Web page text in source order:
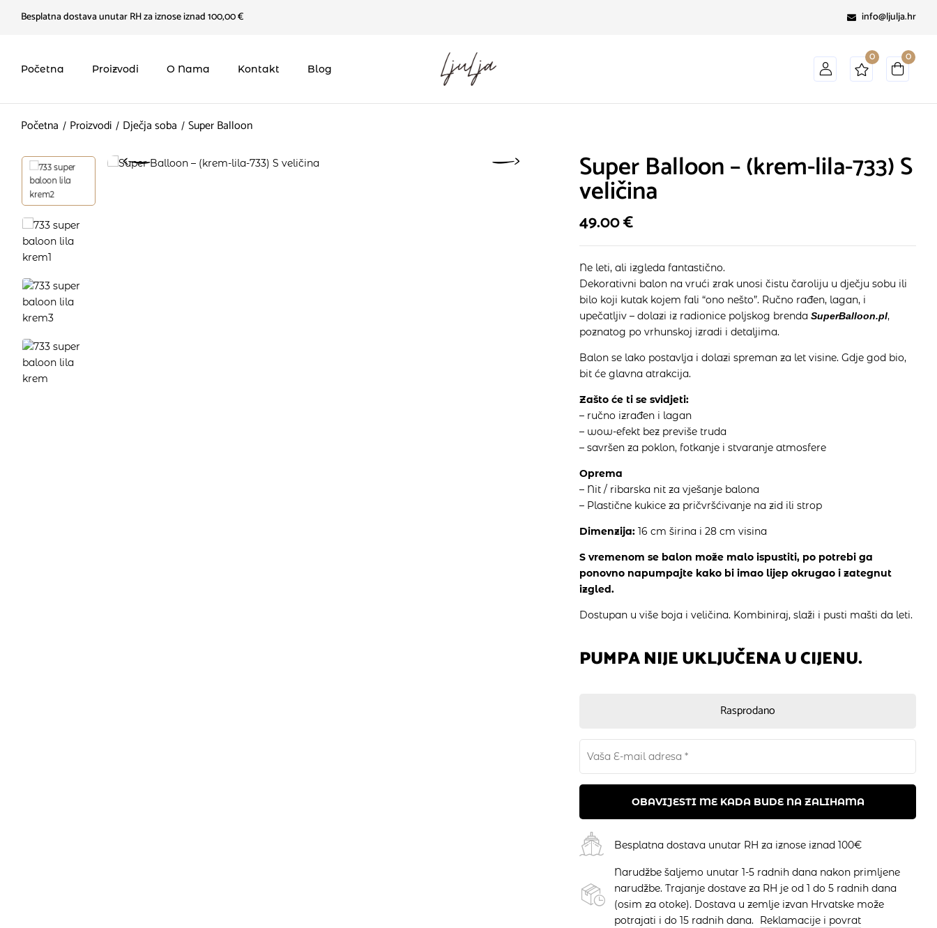
Besplatna dostava unutar RH za iznose iznad 100,00 € info@ljulja.hr
Početna Proizvodi O Nama Kontakt Blog
0 0
Početna Proizvodi Dječja soba Super Balloon
Super Balloon – (krem-lila-733) S
veličina
49.00€
Ne leti, ali izgleda fantastično.
Dekorativni balon na vrući zrak unosi čistu čaroliju u dječju sobu ili
bilo koji kutak kojem fali “ono nešto”. Ručno rađen, lagan, i
upečatljiv – dolazi iz radionice poljskog brendaSuperBalloon.pl,
poznatog po vrhunskoj izradi i detaljima.
Balon se lako postavlja i dolazi spreman za let visine. Gdje god bio,
bit će glavna atrakcija.
Zašto će ti se svidjeti:
– ručno izrađen i lagan
– wow-efekt bez previše truda
– savršen za poklon, fotkanje i stvaranje atmosfere
Oprema
– Nit / ribarska nit za vješanje balona
– Plastične kukice za pričvršćivanje na zid ili strop
Dimenzija: 16 cm širina i 28 cm visina
S vremenom se balon može malo ispustiti, po potrebi ga
ponovno napumpajte kako bi imao lijep okrugao i zategnut
izgled.
Dostupan u više boja i veličina. Kombiniraj, slaži i pusti mašti da leti.
PUMPA NIJE UKLJUČENA U CIJENU.
Rasprodano
Besplatna dostava unutar RH za iznose iznad 100€
Narudžbe šaljemo unutar 1-5 radnih dana nakon primljene
narudžbe. Trajanje dostave za RH je od 1 do 5 radnih dana
(osim za otoke). Dostava u zemlje izvan Hrvatske može
potrajati i do 15 radnih dana. Reklamacije i povrat